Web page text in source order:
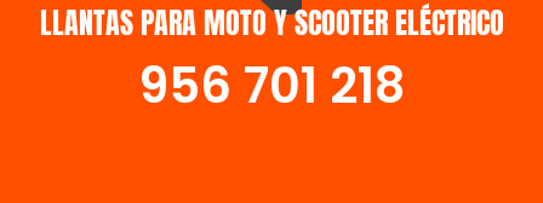
SCOOTER
LLANTAS PARA MOTO Y SCOOTER ELÉCTRICO
956 701 218